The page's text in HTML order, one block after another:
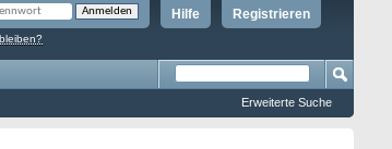
Registrieren
Hilfe
Erweiterte Suche